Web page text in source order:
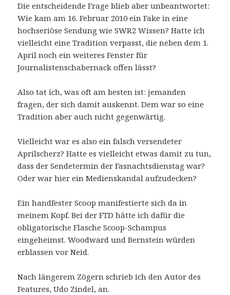
Die entscheidende Frage blieb aber unbeantwortet:
Wie kam am 16. Februar 2010 ein Fake in eine
hochseriöse Sendung wie SWR2 Wissen? Hatte ich
vielleicht eine Tradition verpasst, die neben dem 1.
April noch ein weiteres Fenster für
Journalistenschabernack offen lässt?
Also tat ich, was oft am besten ist: jemanden
fragen, der sich damit auskennt. Dem war so eine
Tradition aber auch nicht gegenwärtig.
Vielleicht war es also ein falsch versendeter
Aprilscherz? Hatte es vielleicht etwas damit zu tun,
dass der Sendetermin der Fasnachtsdienstag war?
Oder war hier ein Medienskandal aufzudecken?
Ein handfester Scoop manifestierte sich da in
meinem Kopf. Bei der FTD hätte ich dafür die
obligatorische Flasche Scoop-Schampus
eingeheimst. Woodward und Bernstein würden
erblassen vor Neid.
Nach längerem Zögern schrieb ich den Autor des
Features, Udo Zindel, an.